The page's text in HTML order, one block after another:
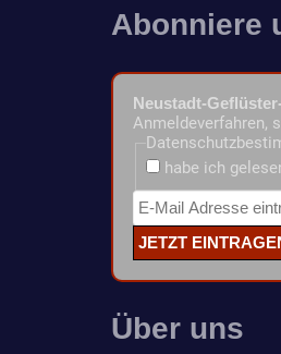
Abonniere
Neustadt-
Anmeldeverfahren,
habe ich
Über uns